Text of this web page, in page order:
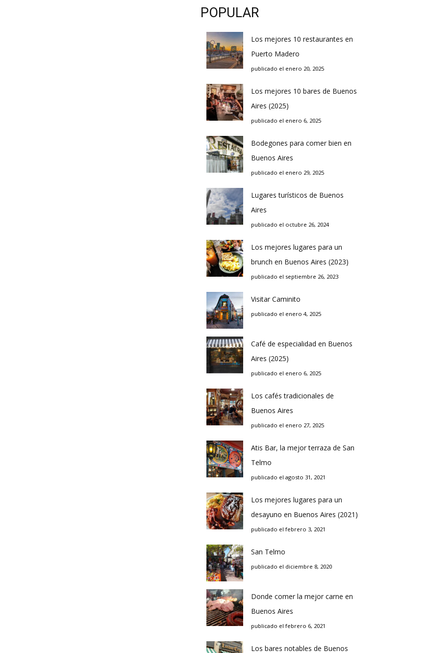
POPULAR
Los mejores 10 restaurantes en
Puerto Madero
publicado el enero 20, 2025
Los mejores 10 bares de Buenos
Aires (2025)
publicado el enero 6, 2025
Bodegones para comer bien en
Buenos Aires
publicado el enero 29, 2025
Lugares turísticos de Buenos
Aires
publicado el octubre 26, 2024
Los mejores lugares para un
brunch en Buenos Aires (2023)
publicado el septiembre 26, 2023
Visitar Caminito
publicado el enero 4, 2025
Café de especialidad en Buenos
Aires (2025)
publicado el enero 6, 2025
Los cafés tradicionales de
Buenos Aires
publicado el enero 27, 2025
Atis Bar, la mejor terraza de San
Telmo
publicado el agosto 31, 2021
Los mejores lugares para un
desayuno en Buenos Aires (2021)
publicado el febrero 3, 2021
San Telmo
publicado el diciembre 8, 2020
Donde comer la mejor carne en
Buenos Aires
publicado el febrero 6, 2021
Los bares notables de Buenos